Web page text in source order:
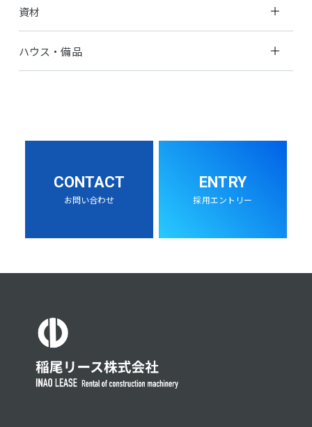
資材
ハウス・備品
CONTACT
お問い合わせ
ENTRY
採用エントリー